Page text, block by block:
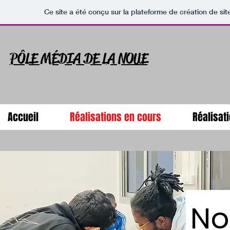
Ce site a été conçu sur la plateforme de création de
PÔLE MÉDIA DE LA NOUE
Accueil Réalisations en cours